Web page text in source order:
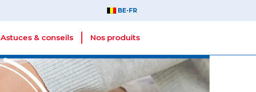
BE-FR
Astuces & conseils Nos produits